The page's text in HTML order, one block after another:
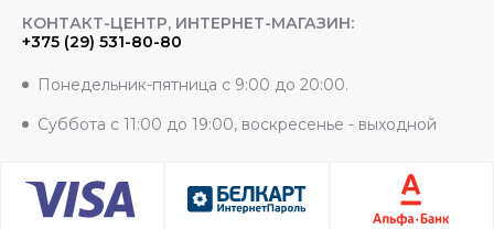
КОНТАКТ-ЦЕНТР, ИНТЕРНЕТ-МАГАЗИН:
+375 (29) 531-80-80
Понедельник-пятница с 9:00 до 20:00.
Суббота с 11:00 до 19:00, воскресенье - выходной